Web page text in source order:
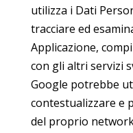
utilizza i Dati
tracciare ed
Applicazione,
con gli altri servizi
Google potrebbe
contestualizzare e
del proprio